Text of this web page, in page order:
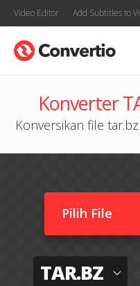
Video Editor Add Subtitles to
Konverter
Konversikan file
Pilih File
TAR.BZ